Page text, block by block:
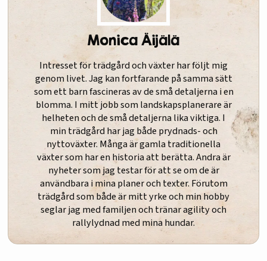
Monica Äijälä
Intresset för trädgård och växter har följt mig
genom livet. Jag kan fortfarande på samma sätt
som ett barn fascineras av de små detaljerna i en
blomma. I mitt jobb som landskapsplanerare är
helheten och de små detaljerna lika viktiga. I
min trädgård har jag både prydnads- och
nyttoväxter. Många är gamla traditionella
växter som har en historia att berätta. Andra är
nyheter som jag testar för att se om de är
användbara i mina planer och texter. Förutom
trädgård som både är mitt yrke och min hobby
seglar jag med familjen och tränar agility och
rallylydnad med mina hundar.